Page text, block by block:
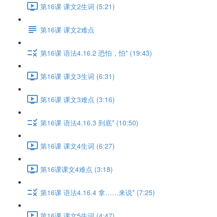
第16课 课文2生词 (5:21)
第16课 课文2难点
第16课 语法4.16.2 恐怕，怕* (19:43)
第16课 课文3生词 (6:31)
第16课 课文3难点 (3:16)
第16课 语法4.16.3 到底* (10:50)
第16课 课文4生词 (6:27)
第16课课文4难点 (3:18)
第16课 语法4.16.4 拿……来说* (7:25)